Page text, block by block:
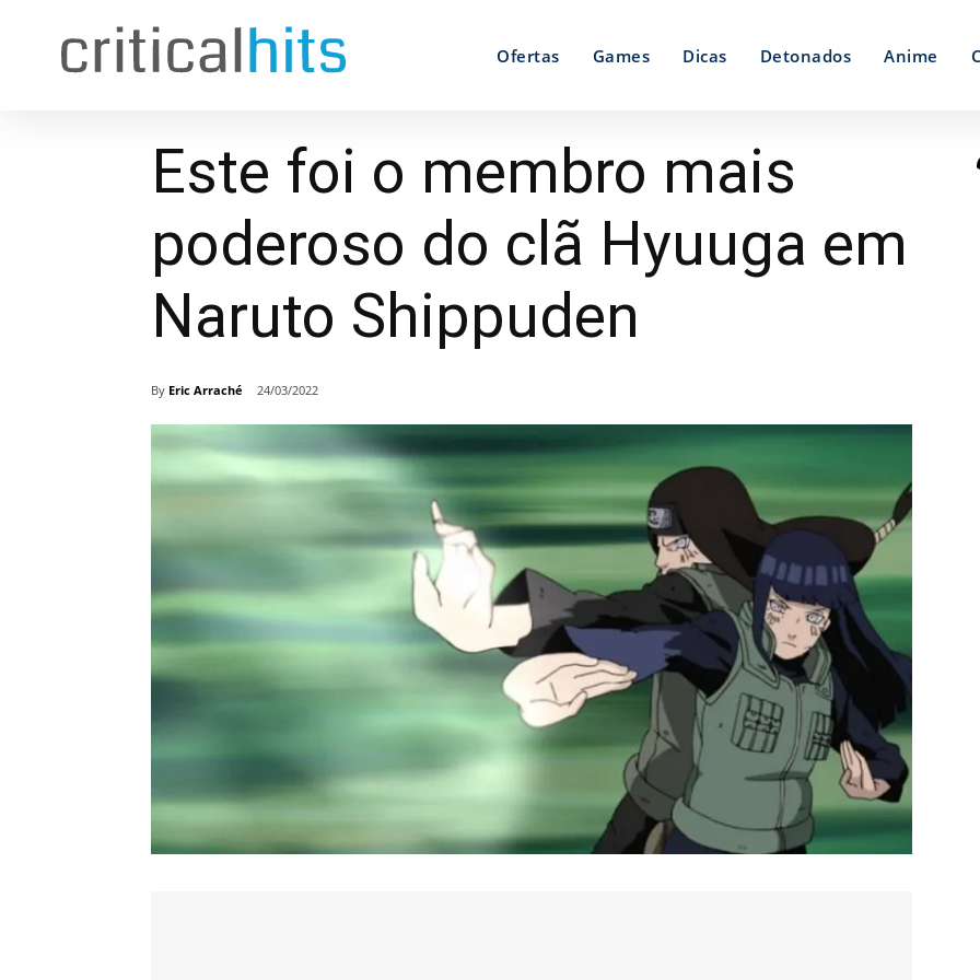
Ofertas Games Dicas Detonados Anime
Este foi o membro mais
poderoso do clã Hyuuga em
Naruto Shippuden
By Eric Arraché 24/03/2022